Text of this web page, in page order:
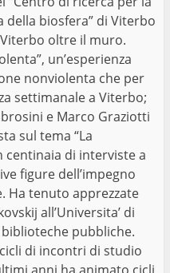
della biosfera” di Viterbo
oltre il muro.
un’esperienza
nonviolenta che per
settimanale a Viterbo;
e Marco Graziotti
sul tema “La
centinaia di interviste a
figure dell’impegno
Ha tenuto apprezzate
all’Universita’ di
biblioteche pubbliche.
di incontri di studio